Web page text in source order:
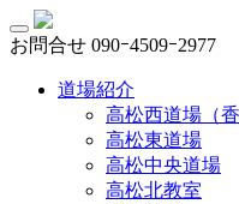
お問合せ 090ｰ4509ｰ2977
道場紹介
高松西道場（
高松東道場
高松中央道場
高松北教室